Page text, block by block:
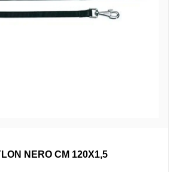
NERO CM 120X1,5